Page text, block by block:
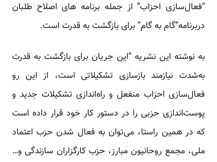
“فعال‌سازی احزاب” از جمله برنامه های اصلاح طلبان
دربرنامه”گام به گام” برای بازگشت به قدرت است.
به نوشته این نشریه “این جریان برای بازگشت به قدرت
به‌شدت نیازمند بازسازی تشکیلاتی است، از این رو
فعال‌سازی احزاب منفعل و راه‌اندازی تشکیلات جدید و
پوست‌اندازی حزبی را در دستور کار خود قرار داده است
که در همین راستا، می‌توان به فعال شدن حزب اعتماد
ملی، مجمع روحانیون مبارز، حزب کارگزاران سازندگی و…